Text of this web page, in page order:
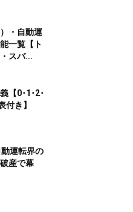
・自動運
一覧【ト
スバ...
【0･1･2･
付き】
運転界の
産で幕